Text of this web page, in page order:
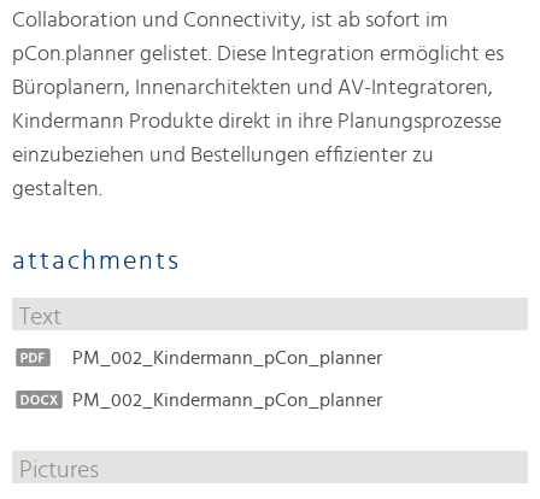
Collaboration und Connectivity, ist ab sofort im
pCon.planner gelistet. Diese Integration ermöglicht es
Büroplanern, Innenarchitekten und AV-Integratoren,
Kindermann Produkte direkt in ihre Planungsprozesse
einzubeziehen und Bestellungen effizienter zu
gestalten.
attachments
Text
PM_002_Kindermann_pCon_planner
PM_002_Kindermann_pCon_planner
Pictures